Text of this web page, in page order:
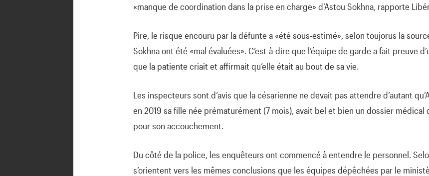
«manque de coordination dans la prise en charge» d’Astou Sokhna, rapporte
Pire, le risque encouru par la défunte a «été sous-estimé», selon toujorus la
Sokhna ont été «mal évaluées». C’est-à-dire que l’équipe de garde a fait preuve
que la patiente criait et affirmait qu’elle était au bout de sa vie.
Les inspecteurs sont d’avis que la césarienne ne devait pas attendre d’autant
en 2019 sa fille née prématurément (7 mois), avait bel et bien un dossier
pour son accouchement.
Du côté de la police, les enquêteurs ont commencé à entendre le personnel.
s’orientent vers les mêmes conclusions que les équipes dépêchées par le